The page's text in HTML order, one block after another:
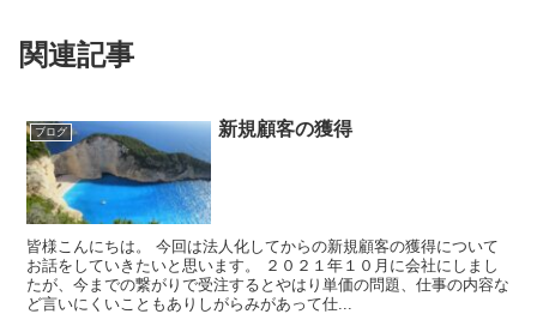
関連記事
ブログ 新規顧客の獲得
皆様こんにちは。 今回は法人化してからの新規顧客の獲得について
お話をしていきたいと思います。 ２０２１年１０月に会社にしまし
たが、今までの繋がりで受注するとやはり単価の問題、仕事の内容な
ど言いにくいこともありしがらみがあって仕...